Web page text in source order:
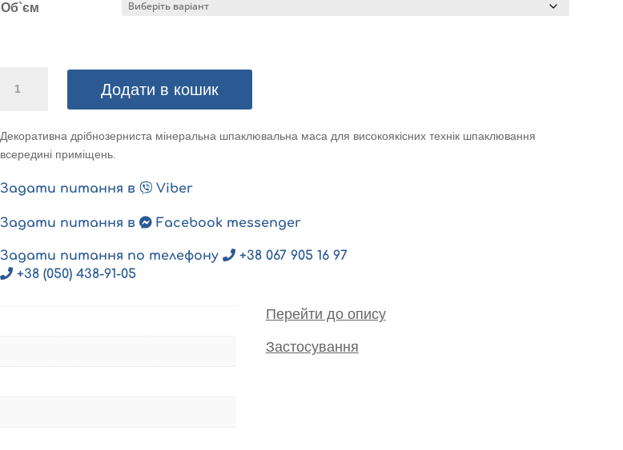
Об`єм
Marmorino
V
-
кількість
Додати в кошик
Декоративна дрібнозерниста мінеральна шпаклювальна маса для високоякісних технік шпаклювання
всередині приміщень.
Задати питання в Viber
Задати питання в Facebook messenger
Задати питання по телефону
+38 067 905 16 97
+38 (050) 438-91-05
Перейти до опису
Застосування